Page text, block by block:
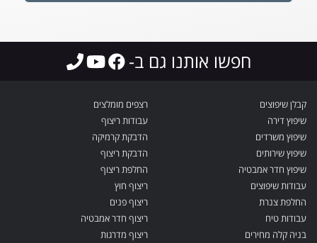
חפשו אותנו גם ב-
קבלן שיפוצים
שיפוץ דירה
שיפוץ משרדים
שיפוץ שירותים
שיפוץ חדר אמבטיה
עבודות שיפוצים
החלפת צנרת
עבודות טיח
בניה קלה מחירים
רצפים מומלצים
עבודות ריצוף
הדבקת קרמיקה
הדבקת ריצוף
החלפת ריצוף
ריצוף חוץ
ריצוף פנים
ריצוף חדר אמבטיה
ריצוף מדרגות